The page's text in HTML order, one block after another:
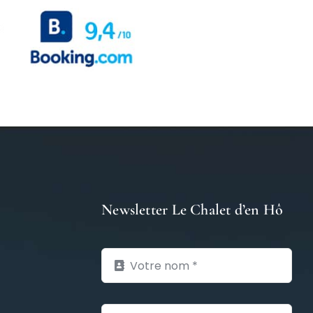
Newsletter Le Chalet d’en Hô